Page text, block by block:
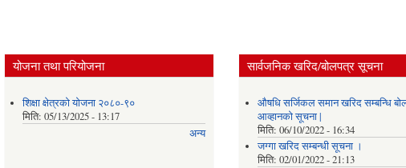
योजना तथा परियोजना
शिक्षा क्षेत्रको योजना २०८०-९०
मिति:05/13/2025 - 13:17
अन्य
सार्वजनिक खरिद/बोलपत्र सूचना
औषधि सर्जिकल समान खरिद सम्बन्धि
आव्हानको सूचना |
मिति: 06/10/2022 - 16:34
जग्गा खरिद सम्बन्धी सूचना ।
मिति: 02/01/2022 - 21:13